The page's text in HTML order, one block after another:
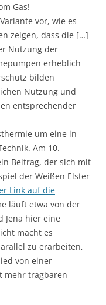
Gas!
vor, wie es
zeigen, dass die […]
Nutzung der
erheblich
bilden
Nutzung und
entsprechender
um eine in
Am 10.
Beitrag, der sich mit
der Weißen Elster
Link auf die
läuft etwa von der
Jena hier eine
macht es
zu erarbeiten,
von einer
mehr tragbaren